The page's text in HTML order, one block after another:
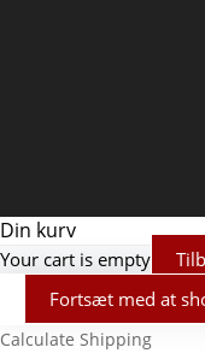
Din kurv
Your cart is empty
Fortsæt med at
Calculate Shipping